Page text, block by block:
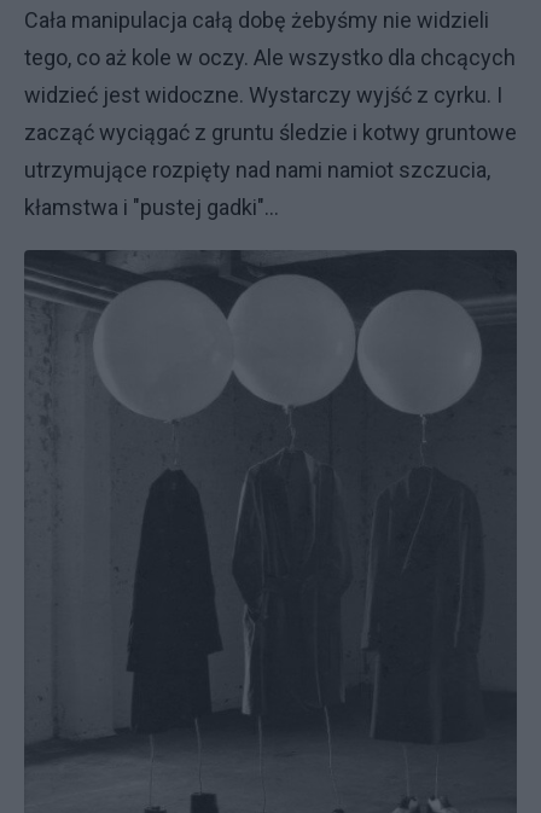
Cała manipulacja całą dobę żebyśmy nie widzieli
tego, co aż kole w oczy. Ale wszystko dla chcących
widzieć jest widoczne. Wystarczy wyjść z cyrku. I
zacząć wyciągać z gruntu śledzie i kotwy gruntowe
utrzymujące rozpięty nad nami namiot szczucia,
kłamstwa i "pustej gadki"...